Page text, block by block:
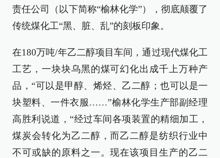
责任公司（以下简称“榆林化学”），彻底颠覆了
传统煤化工“黑、脏、乱”的刻板印象。
在180万吨/年乙二醇项目车间，通过现代煤化工
工艺，一块块乌黑的煤可幻化出成千上万种产
品，“可以是甲醇、烯烃、乙二醇；也可以是一
块塑料、一件衣服……”榆林化学生产部副经理
高胜利说道，“经过车间各项装置的精细加工，
煤炭会转化为乙二醇，而乙二醇是纺织行业中
不可或缺的原料之一。现在该项目生产的乙二